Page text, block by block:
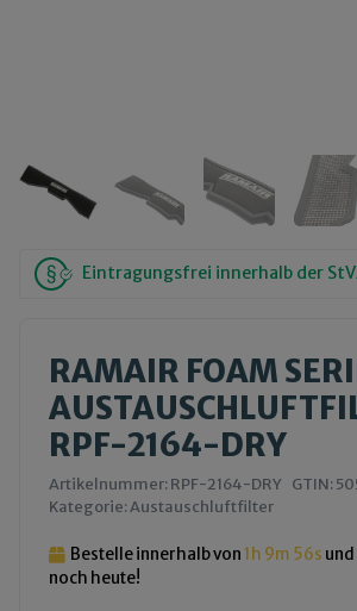
Eintragungsfrei innerhalb der
RAMAIR FOAM
RPF-2164-DRY
Artikelnummer:RPF-2164-DRY GTIN:
Kategorie:Austauschluftfilter
Bestelle innerhalb von1h 9m 56s
noch heute!